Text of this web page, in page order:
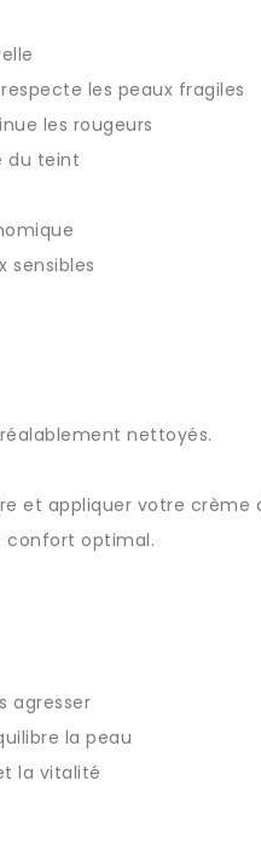
les peaux fragiles
les rougeurs
du teint
sensibles
nettoyés.
et appliquer votre crème
confort optimal.
agresser
la peau
la vitalité